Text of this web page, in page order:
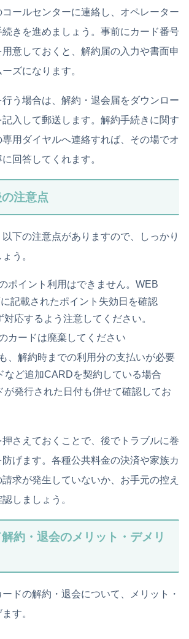
ールセンターに連絡し、オペレーター
きを進めましょう。事前にカード番号
意しておくと、解約届の入力や書面申
ズになります。
う場合は、解約・退会届をダウンロー
記入して郵送します。解約手続きに関す
用ダイヤルへ連絡すれば、その場でオ
回答してくれます。
注意点
下の注意点がありますので、しっかり
う。
ポイント利用はできません。WEB
記載されたポイント失効日を確認
対応するよう注意してください。
カードは廃棄してください
、解約時までの利用分の支払いが必要
など追加CARDを契約している場合
が発行された日付も併せて確認してお
さえておくことで、後でトラブルに巻
げます。各種公共料金の決済や家族カ
求が発生していないか、お手元の控え
しましょう。
約・退会のメリット・デメリ
ドの解約・退会について、メリット・
す。